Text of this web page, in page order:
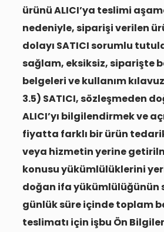
ürünü ALICI’ya teslimi
nedeniyle, siparişi verilen
dolayı SATICI sorumlu
sağlam, eksiksiz, siparişte
belgeleri ve kullanım
3.5) SATICI, sözleşmeden
ALICI’yı bilgilendirmek ve
fiyatta farklı bir ürün
veya hizmetin yerine
konusu yükümlülüklerini
doğan ifa yükümlülüğünün
günlük süre içinde toplam
teslimatı için işbu Ön